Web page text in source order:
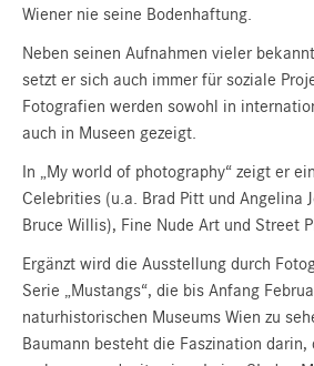
Wiener nie seine Bodenhaftung.
Neben seinen Aufnahmen vieler
setzt er sich auch immer für soziale
Fotografien werden sowohl in
auch in Museen gezeigt.
In „My world of photography“ zeigt er
Celebrities (u.a. Brad Pitt und Angelina
Bruce Willis), Fine Nude Art und Street
Ergänzt wird die Ausstellung durch
Serie „Mustangs“, die bis Anfang
naturhistorischen Museums Wien zu
Baumann besteht die Faszination darin,